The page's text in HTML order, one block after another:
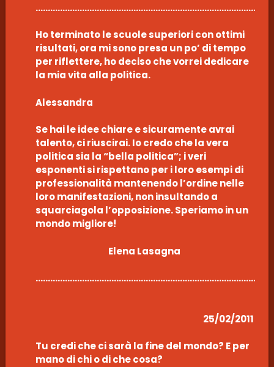
Ho terminato le scuole superiori con ottimi
risultati, ora mi sono presa un po’ di tempo
per riflettere, ho deciso che vorrei dedicare
la mia vita alla politica.
Alessandra
Se hai le idee chiare e sicuramente avrai
talento, ci riuscirai. Io credo che la vera
politica sia la “bella politica”; i veri
esponenti si rispettano per i loro esempi di
professionalità mantenendo l’ordine nelle
loro manifestazioni, non insultando a
squarciagola l’opposizione. Speriamo in un
mondo migliore!
Elena Lasagna
25/02/2011
Tu credi che ci sarà la fine del mondo? E per
mano di chi o di che cosa?